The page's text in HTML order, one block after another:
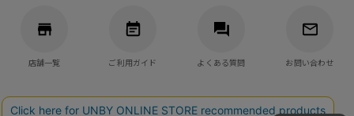
店舗一覧 ご利用ガイド よくある質問 お問い合わせ